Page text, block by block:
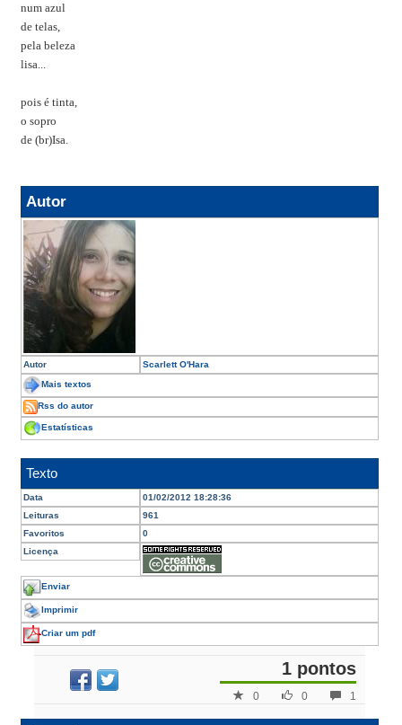
num azul
de telas,
pela beleza
lisa...
pois é tinta,
o sopro
de (br)Isa.
Autor
Autor Scarlett O'Hara
Mais textos
Rss do autor
Estatísticas
Texto
Data
01/02/2012 18:28:36
Leituras
961
Favoritos
0
Licença
Enviar
Imprimir
Criar um pdf
1 pontos
1
0
0